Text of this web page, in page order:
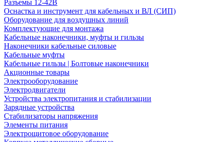
Разъемы 12-42В
Оснастка и инструмент для кабельных и ВЛ (СИП)
Оборудование для воздушных линий
Комплектующие для монтажа
Кабельные наконечники, муфты и гильзы
Наконечники кабельные силовые
Кабельные муфты
Кабельные гильзы | Болтовые наконечники
Акционные товары
Электрооборудование
Электродвигатели
Устройства электропитания и стабилизации
Зарядные устройства
Стабилизаторы напряжения
Элементы питания
Электрощитовое оборудование